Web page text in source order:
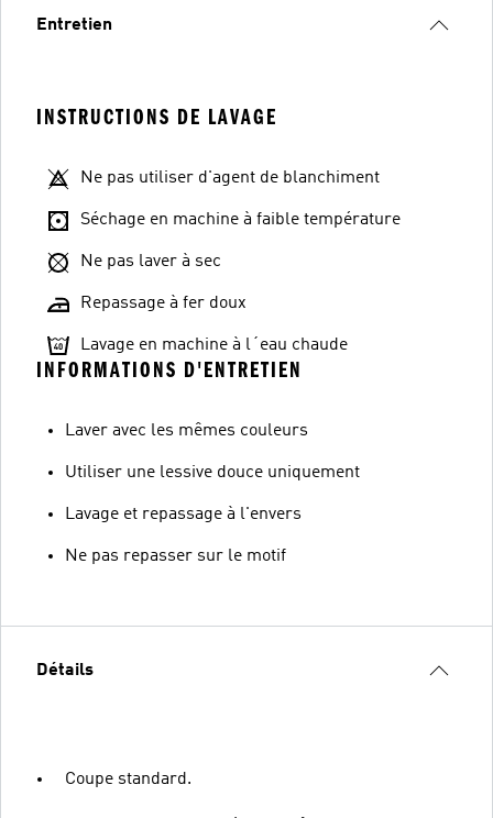
Entretien
INSTRUCTIONS DE LAVAGE
Ne pas utiliser d'agent de blanchiment
Séchage en machine à faible température
Ne pas laver à sec
Repassage à fer doux
Lavage en machine à l´eau chaude
INFORMATIONS D'ENTRETIEN
Laver avec les mêmes couleurs
Utiliser une lessive douce uniquement
Lavage et repassage à l'envers
Ne pas repasser sur le motif
Détails
Coupe standard.